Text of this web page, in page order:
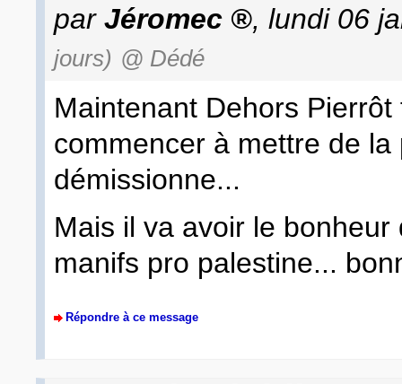
par Jéromec , lundi 06
jours) @ Dédé
Maintenant Dehors
commencer à mettre de
démissionne...
Mais il va avoir le
manifs pro palestine...
Répondre à ce message